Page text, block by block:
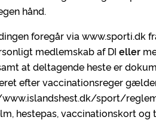
hånd.
foregår via www.sporti.dk
medlemskab af DI eller
at deltagende heste er
efter vaccinationsreger
sport/
hestepas, vaccinationskort